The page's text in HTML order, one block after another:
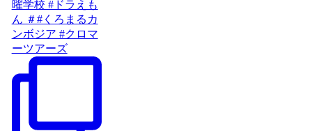
曜学校 #ドラえも
ん ＃#くろまるカ
ンボジア #クロマ
ーツアーズ